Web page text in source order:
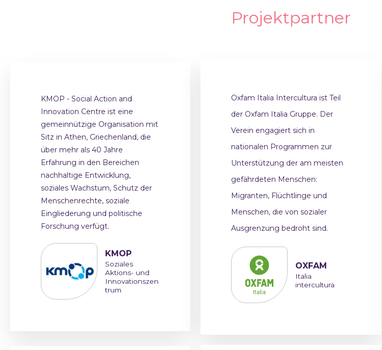
Projektpartner
KMOP - Social Action and
Innovation Centre ist eine
gemeinnützige Organisation mit
Sitz in Athen, Griechenland, die
über mehr als 40 Jahre
Erfahrung in den Bereichen
nachhaltige Entwicklung,
soziales Wachstum, Schutz der
Menschenrechte, soziale
Eingliederung und politische
Forschung verfügt.
KMOP
Soziales
Aktions- und
Innovationszen
trum
Oxfam Italia Intercultura ist Teil
der Oxfam Italia Gruppe. Der
Verein engagiert sich in
nationalen Programmen zur
Unterstützung der am meisten
gefährdeten Menschen:
Migranten, Flüchtlinge und
Menschen, die von sozialer
Ausgrenzung bedroht sind.
OXFAM
Italia
intercultura